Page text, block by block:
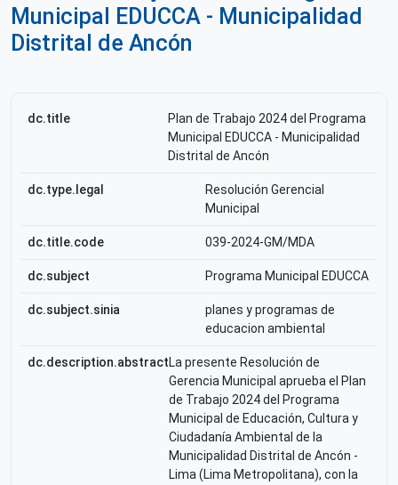
Municipal EDUCCA - Municipalidad
Distrital de Ancón
dc.title
Plan de Trabajo 2024 del Programa
Municipal EDUCCA - Municipalidad
Distrital de Ancón
dc.type.legal
Resolución Gerencial
Municipal
dc.title.code 039-2024-GM/MDA
dc.subject Programa Municipal EDUCCA
dc.subject.sinia
planes y programas de
educacion ambiental
dc.description.abstractLa presente Resolución de
Gerencia Municipal aprueba el Plan
de Trabajo 2024 del Programa
Municipal de Educación, Cultura y
Ciudadanía Ambiental de la
Municipalidad Distrital de Ancón -
Lima (Lima Metropolitana), con la